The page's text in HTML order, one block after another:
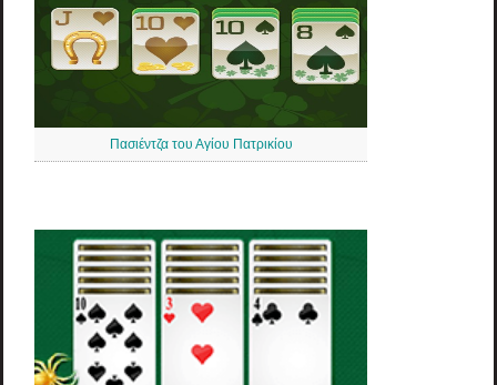
Πασιέντζα του Αγίου Πατρικίου